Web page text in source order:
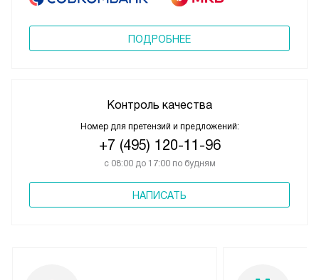
ПОДРОБНЕЕ
Контроль качества
Номер для претензий и предложений:
+7 (495) 120-11-96
с 08:00 до 17:00 по будням
НАПИСАТЬ